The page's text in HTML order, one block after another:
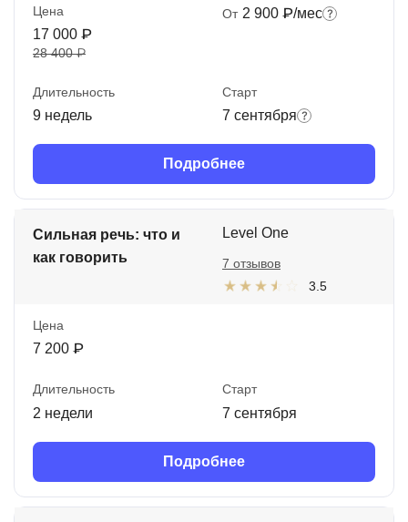
Цена
17 000 ₽
28 400 ₽
От 2 900 ₽/мес
Длительность
9 недель
Старт
7 сентября
Подробнее
Сильная речь: что и
как говорить
Level One
3.5
7 отзывов
Цена
7 200 ₽
Длительность
2 недели
Старт
7 сентября
Подробнее